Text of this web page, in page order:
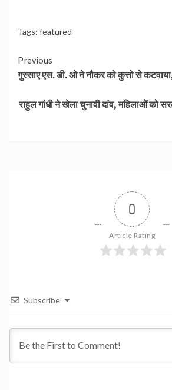
Tags: featured
Continue
Reading
Previous
गुस्साए एस. डी. ओ ने नौकर को कुत्तो से
राहुल गांधी ने खेला चुनावी दांव, महिलाओं को
0
Article Rating
Subscribe